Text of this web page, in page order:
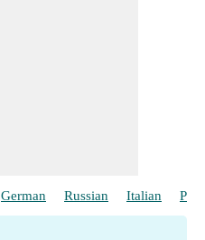
German Russian Italian